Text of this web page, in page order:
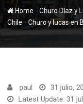
Home -Churo Díaz y
-Churo y lucas en
paul
31 julio,
Latest Update: 31